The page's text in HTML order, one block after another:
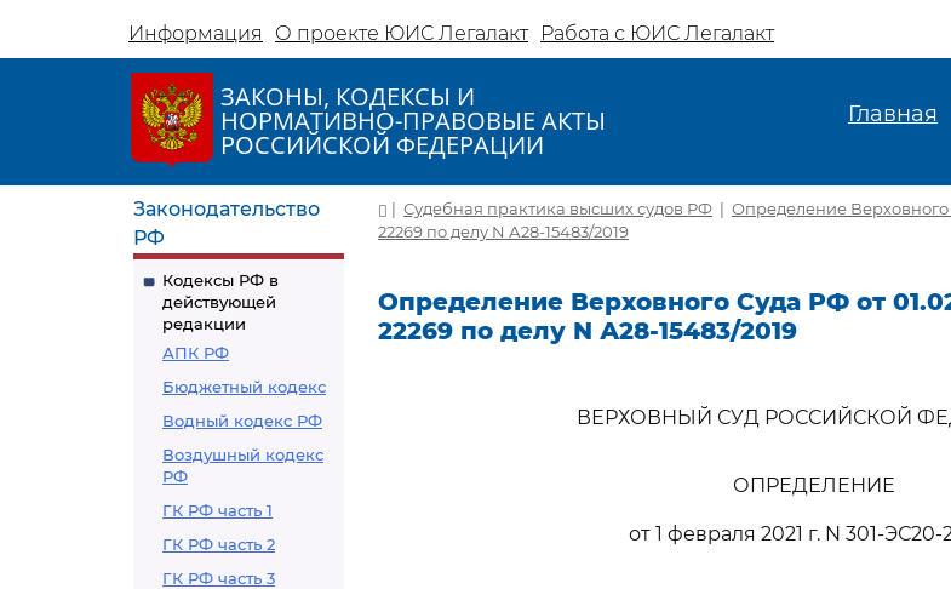
Информация О проекте ЮИС Легалакт Работа с ЮИС Легалакт
ЗАКОНЫ, КОДЕКСЫ И
НОРМАТИВНО-ПРАВОВЫЕ АКТЫ
РОССИЙСКОЙ ФЕДЕРАЦИИ
Главная
Законодательство
РФ
Кодексы РФ в
действующей
редакции
АПК РФ
Бюджетный кодекс
Водный кодекс РФ
Воздушный кодекс
РФ
ГК РФ часть 1
ГК РФ часть 2
ГК РФ часть 3
| Судебная практика высших судов РФ | Определение Верховного
22269 по делу N А28-15483/2019
Определение Верховного Суда РФ от
22269 по делу N А28-15483/2019
ВЕРХОВНЫЙ СУД РОССИЙСКОЙ
ОПРЕДЕЛЕНИЕ
от 1 февраля 2021 г. N 301-ЭС20-